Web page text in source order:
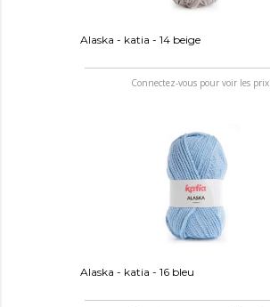
Alaska - katia - 14 beige
Connectez-vous pour voir les prix
Alaska - katia - 16 bleu